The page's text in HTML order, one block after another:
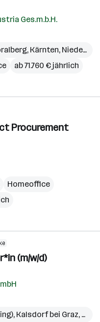
Ges.m.b.H.
, Kärnten, Niederösterreich
ab 71.760 € jährlich
Procurement
Homeoffice
(m/w/d)
, Kalsdorf bei Graz,